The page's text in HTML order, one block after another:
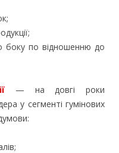
боку по відношенню до
— на довгі роки
у сегменті гумінових